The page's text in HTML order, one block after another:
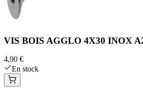
VIS BOIS AGGLO 4X30 INOX
4,90 €
En stock